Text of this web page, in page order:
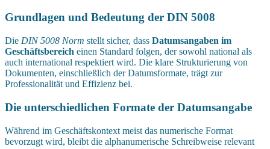
Grundlagen und Bedeutung der DIN 5008
Die DIN 5008 Norm stellt sicher, dass Datumsangaben im
Geschäftsbereich einen Standard folgen, der sowohl national als
auch international respektiert wird. Die klare Strukturierung von
Dokumenten, einschließlich der Datumsformate, trägt zur
Professionalität und Effizienz bei.
Die unterschiedlichen Formate der Datumsangabe
Während im Geschäftskontext meist das numerische Format
bevorzugt wird, bleibt die alphanumerische Schreibweise relevant